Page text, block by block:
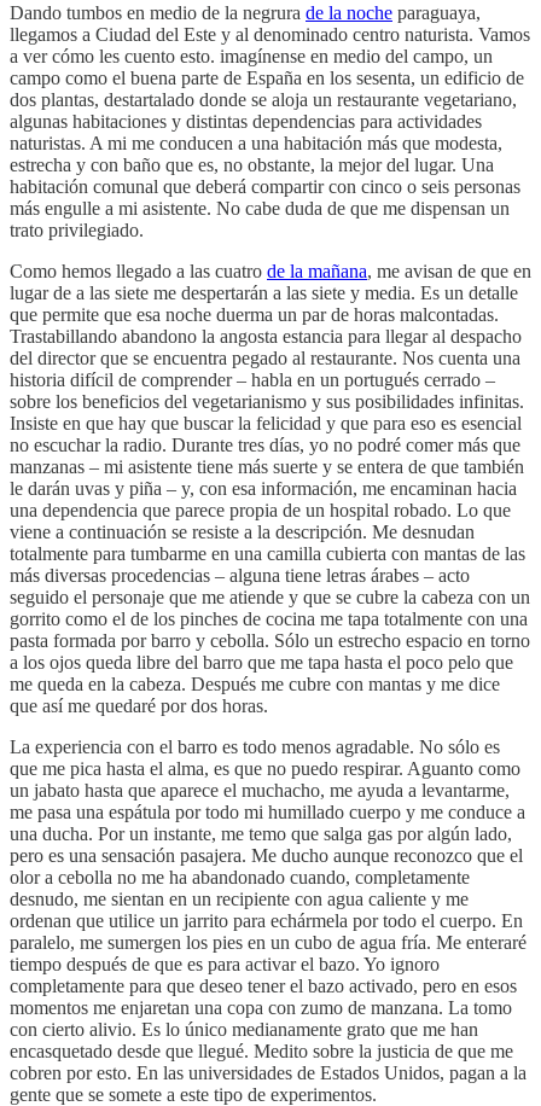
Dando tumbos en medio de la negrura de la noche paraguaya,
llegamos a Ciudad del Este y al denominado centro naturista. Vamos
a ver cómo les cuento esto. imagínense en medio del campo, un
campo como el buena parte de España en los sesenta, un edificio de
dos plantas, destartalado donde se aloja un restaurante vegetariano,
algunas habitaciones y distintas dependencias para actividades
naturistas. A mi me conducen a una habitación más que modesta,
estrecha y con baño que es, no obstante, la mejor del lugar. Una
habitación comunal que deberá compartir con cinco o seis personas
más engulle a mi asistente. No cabe duda de que me dispensan un
trato privilegiado.
Como hemos llegado a las cuatro de la mañana, me avisan de que en
lugar de a las siete me despertarán a las siete y media. Es un detalle
que permite que esa noche duerma un par de horas malcontadas.
Trastabillando abandono la angosta estancia para llegar al despacho
del director que se encuentra pegado al restaurante. Nos cuenta una
historia difícil de comprender – habla en un portugués cerrado –
sobre los beneficios del vegetarianismo y sus posibilidades infinitas.
Insiste en que hay que buscar la felicidad y que para eso es esencial
no escuchar la radio. Durante tres días, yo no podré comer más que
manzanas – mi asistente tiene más suerte y se entera de que también
le darán uvas y piña – y, con esa información, me encaminan hacia
una dependencia que parece propia de un hospital robado. Lo que
viene a continuación se resiste a la descripción. Me desnudan
totalmente para tumbarme en una camilla cubierta con mantas de las
más diversas procedencias – alguna tiene letras árabes – acto
seguido el personaje que me atiende y que se cubre la cabeza con un
gorrito como el de los pinches de cocina me tapa totalmente con una
pasta formada por barro y cebolla. Sólo un estrecho espacio en torno
a los ojos queda libre del barro que me tapa hasta el poco pelo que
me queda en la cabeza. Después me cubre con mantas y me dice
que así me quedaré por dos horas.
La experiencia con el barro es todo menos agradable. No sólo es
que me pica hasta el alma, es que no puedo respirar. Aguanto como
un jabato hasta que aparece el muchacho, me ayuda a levantarme,
me pasa una espátula por todo mi humillado cuerpo y me conduce a
una ducha. Por un instante, me temo que salga gas por algún lado,
pero es una sensación pasajera. Me ducho aunque reconozco que el
olor a cebolla no me ha abandonado cuando, completamente
desnudo, me sientan en un recipiente con agua caliente y me
ordenan que utilice un jarrito para echármela por todo el cuerpo. En
paralelo, me sumergen los pies en un cubo de agua fría. Me enteraré
tiempo después de que es para activar el bazo. Yo ignoro
completamente para que deseo tener el bazo activado, pero en esos
momentos me enjaretan una copa con zumo de manzana. La tomo
con cierto alivio. Es lo único medianamente grato que me han
encasquetado desde que llegué. Medito sobre la justicia de que me
cobren por esto. En las universidades de Estados Unidos, pagan a la
gente que se somete a este tipo de experimentos.